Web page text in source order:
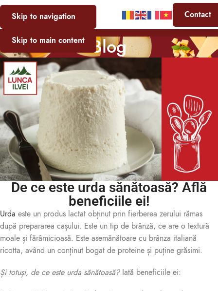
Skip to navigation
Skip to main content
Contact
Blog
De ce este urda sănătoasă? Află
beneficiile ei!
Urda este un produs lactat obținut prin fierberea zerului rămas
după prepararea cașului. Este un tip de brânză, ce are o textură
moale și fărâmicioasă. Este asemănătoare cu brânza italiană
ricotta, având un conținut bogat de proteine și puține grăsimi.
Și totuși, de ce este urda sănătoasă?Iată beneficiile ei: